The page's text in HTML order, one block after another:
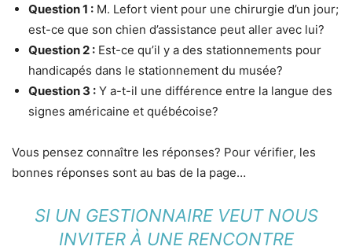
Question 1 : M. Lefort vient pour une chirurgie d’un jour;
est-ce que son chien d’assistance peut aller avec lui?
Question 2 : Est-ce qu’il y a des stationnements pour
handicapés dans le stationnement du musée?
Question 3 : Y a-t-il une différence entre la langue des
signes américaine et québécoise?
Vous pensez connaître les réponses? Pour vérifier, les
bonnes réponses sont au bas de la page…
SI UN GESTIONNAIRE VEUT NOUS
INVITER À UNE RENCONTRE